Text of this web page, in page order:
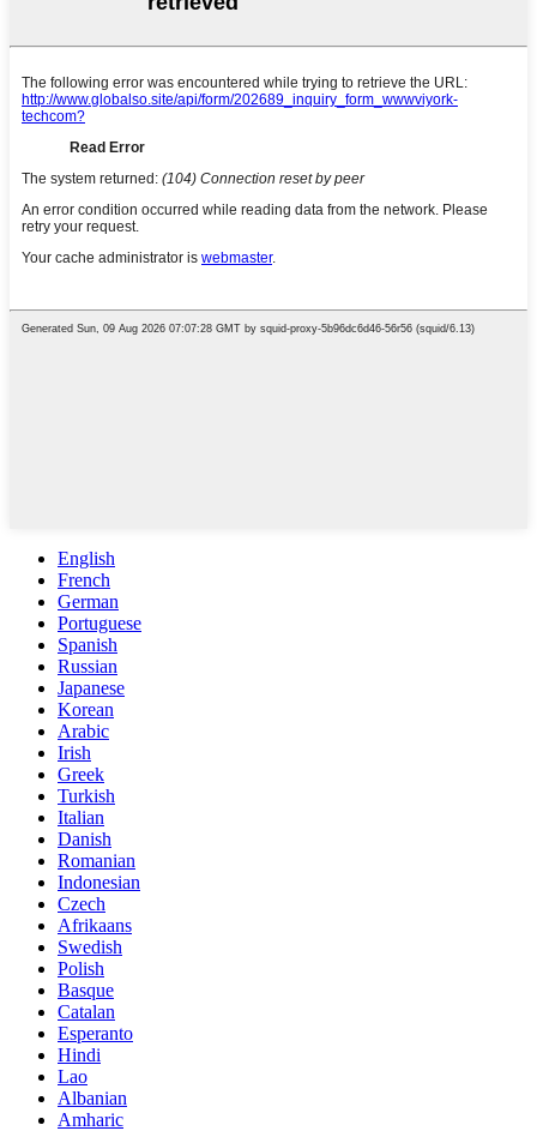
English
French
German
Portuguese
Spanish
Russian
Japanese
Korean
Arabic
Irish
Greek
Turkish
Italian
Danish
Romanian
Indonesian
Czech
Afrikaans
Swedish
Polish
Basque
Catalan
Esperanto
Hindi
Lao
Albanian
Amharic